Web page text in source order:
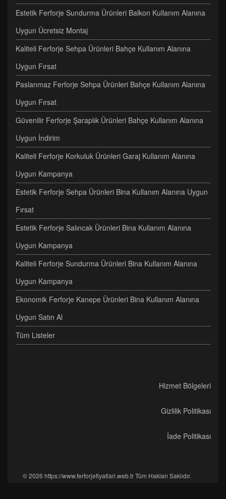
Estetik Ferforje Sundurma Ürünleri Balkon Kullanım Alanına
Uygun Ücretsiz Montaj
Kaliteli Ferforje Sehpa Ürünleri Bahçe Kullanım Alanına
Uygun Fırsat
Paslanmaz Ferforje Sehpa Ürünleri Bahçe Kullanım Alanına
Uygun Fırsat
Güvenilir Ferforje Şaraplık Ürünleri Bahçe Kullanım Alanına
Uygun İndirim
Kaliteli Ferforje Korkuluk Ürünleri Garaj Kullanım Alanına
Uygun Kampanya
Estetik Ferforje Sehpa Ürünleri Bina Kullanım Alanına Uygun
Fırsat
Estetik Ferforje Salıncak Ürünleri Bina Kullanım Alanına
Uygun Kampanya
Kaliteli Ferforje Sundurma Ürünleri Bina Kullanım Alanına
Uygun Kampanya
Ekonomik Ferforje Kanepe Ürünleri Bina Kullanım Alanına
Uygun Satın Al
Tüm Listeler
Hizmet Bölgeleri
Gizlilik Politikası
İade Politikası
© 2026 https://www.ferforjefiyatlari.web.tr Tüm Hakları Saklıdır.